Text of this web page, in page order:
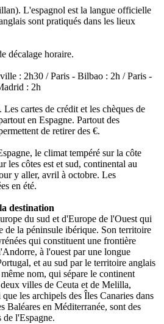
L'espagnol est la langue officielle
sont pratiqués dans les lieux
décalage horaire.
: 2h30 / Paris - Bilbao : 2h / Paris -
: 2h
cartes de crédit et les chèques de
en Espagne. Partout des
de retirer des €.
le climat tempéré sur la côte
les côtes est et sud, continental au
y aller, avril à octobre. Les
en été.
destination
du sud et d'Europe de l'Ouest qui
de la péninsule ibérique. Son territoire
qui constituent une frontière
à l'ouest par une longue
et au sud par le territoire anglais
nom, qui sépare le continent
villes de Ceuta et de Melilla,
les archipels des Îles Canaries dans
Baléares en Méditerranée, sont des
de l'Espagne.